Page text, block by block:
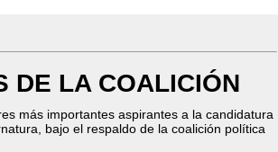
DE LA COALICIÓN
más importantes aspirantes a la candidatura
bajo el respaldo de la coalición política